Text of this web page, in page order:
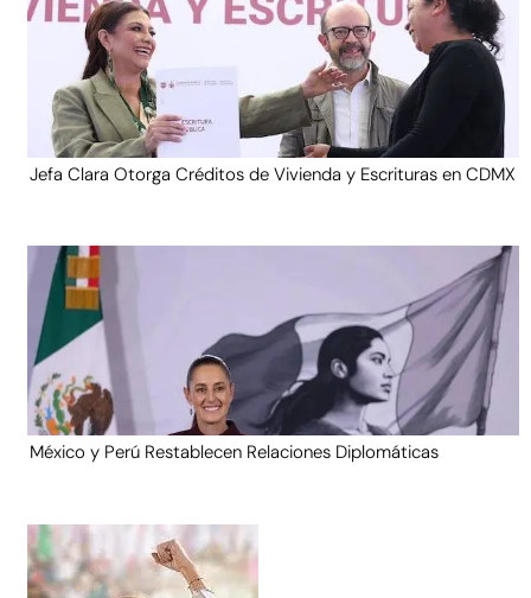
Jefa Clara Otorga Créditos de Vivienda y Escrituras en CDMX
México y Perú Restablecen Relaciones Diplomáticas